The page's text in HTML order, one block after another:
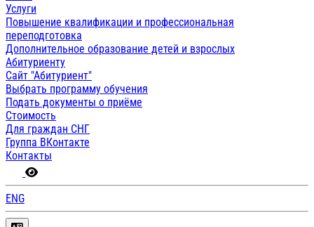
Услуги
Повышение квалификации и профессиональная
переподготовка
Дополнительное образование детей и взрослых
Абитуриенту
Сайт "Абитуриент"
Выбрать программу обучения
Подать документы о приёме
Стоимость
Для граждан СНГ
Группа ВКонтакте
Контакты
ENG